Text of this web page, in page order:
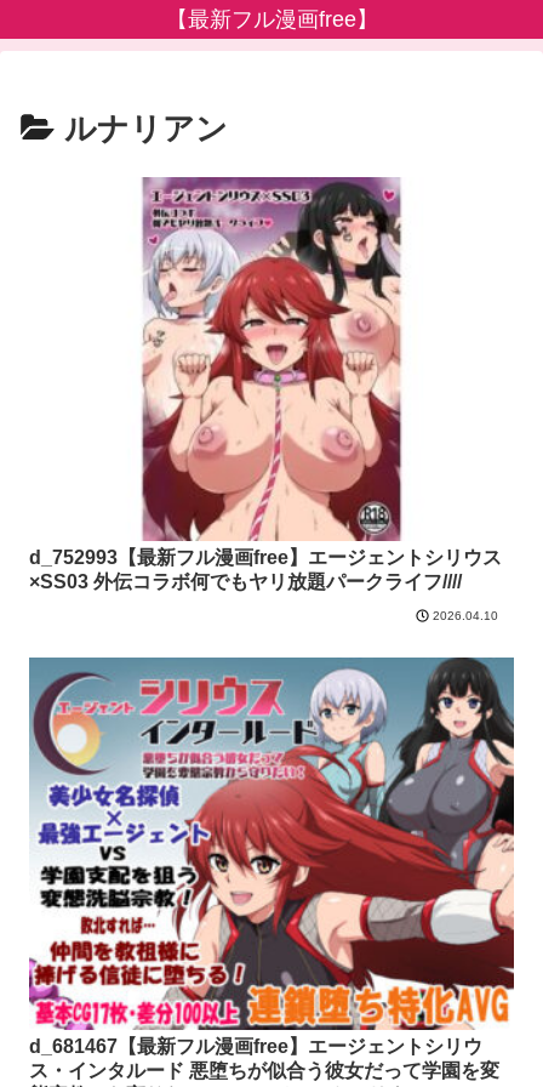
【最新フル漫画free】
ルナリアン
d_752993【最新フル漫画free】エージェントシリウス
×SS03 外伝コラボ何でもヤリ放題パークライフ////
2026.04.10
d_681467【最新フル漫画free】エージェントシリウ
ス・インタルード 悪堕ちが似合う彼女だって学園を変